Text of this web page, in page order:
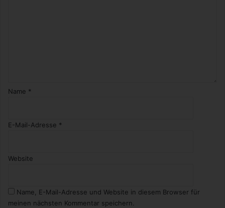
Name *
E-Mail-Adresse *
Website
Name, E-Mail-Adresse und Website in diesem Browser für
meinen nächsten Kommentar speichern.